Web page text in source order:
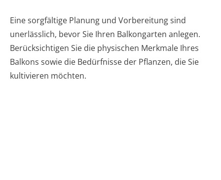
Eine sorgfältige Planung und Vorbereitung sind
unerlässlich, bevor Sie Ihren Balkongarten anlegen.
Berücksichtigen Sie die physischen Merkmale Ihres
Balkons sowie die Bedürfnisse der Pflanzen, die Sie
kultivieren möchten.